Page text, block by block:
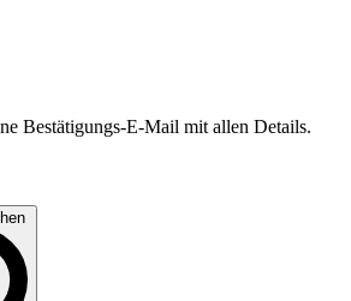
Bestätigungs-E-Mail mit allen Details.